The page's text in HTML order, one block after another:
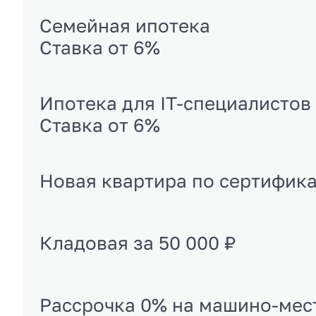
Семейная ипотека
Ставка от 6%
Ипотека для IT-специалистов
Ставка от 6%
Новая квартира по
Кладовая за 50 000 ₽
Рассрочка 0% на машино-